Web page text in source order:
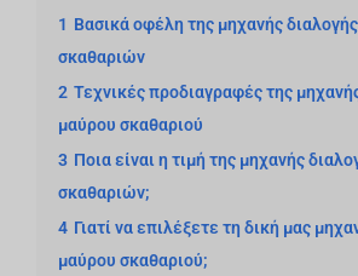
1 Βασικά οφέλη της μηχανής
σκαθαριών
2 Τεχνικές προδιαγραφές της
μαύρου σκαθαριού
3 Ποια είναι η τιμή της μηχανής
σκαθαριών;
4 Γιατί να επιλέξετε τη δική μας
μαύρου σκαθαριού;